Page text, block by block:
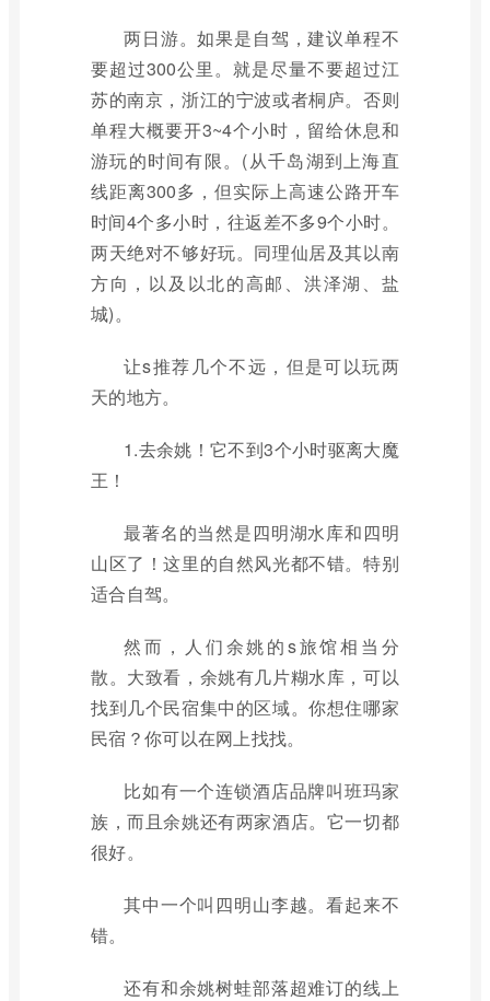
两日游。如果是自驾，建议单程不
要超过300公里。就是尽量不要超过江
苏的南京，浙江的宁波或者桐庐。否则
单程大概要开3~4个小时，留给休息和
游玩的时间有限。(从千岛湖到上海直
线距离300多，但实际上高速公路开车
时间4个多小时，往返差不多9个小时。
两天绝对不够好玩。同理仙居及其以南
方向，以及以北的高邮、洪泽湖、盐
城)。
让s推荐几个不远，但是可以玩两
天的地方。
1.去余姚！它不到3个小时驱离大魔
王！
最著名的当然是四明湖水库和四明
山区了！这里的自然风光都不错。特别
适合自驾。
然而，人们余姚的s旅馆相当分
散。大致看，余姚有几片糊水库，可以
找到几个民宿集中的区域。你想住哪家
民宿？你可以在网上找找。
比如有一个连锁酒店品牌叫班玛家
族，而且余姚还有两家酒店。它一切都
很好。
其中一个叫四明山李越。看起来不
错。
还有和余姚树蛙部落超难订的线上